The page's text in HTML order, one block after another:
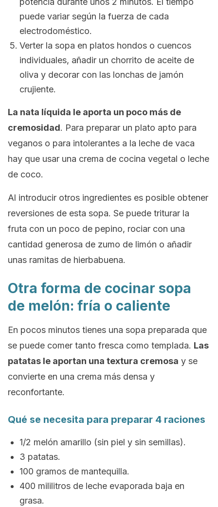
puede variar según la fuerza de cada
electrodoméstico.
Verter la sopa en platos hondos o cuencos
individuales, añadir un chorrito de aceite de
oliva y decorar con las lonchas de jamón
crujiente.
La nata líquida le aporta un poco más de
cremosidad. Para preparar un plato apto para
veganos o para intolerantes a la leche de vaca
hay que usar una crema de cocina vegetal o leche
de coco.
Al introducir otros ingredientes es posible obtener
reversiones de esta sopa. Se puede triturar la
fruta con un poco de pepino, rociar con una
cantidad generosa de zumo de limón o añadir
unas ramitas de hierbabuena.
Otra forma de cocinar sopa
de melón: fría o caliente
En pocos minutos tienes una sopa preparada que
se puede comer tanto fresca como templada. Las
patatas le aportan una textura cremosa y se
convierte en una crema más densa y
reconfortante.
Qué se necesita para preparar 4 raciones
1/2 melón amarillo (sin piel y sin semillas).
3 patatas.
100 gramos de mantequilla.
400 mililitros de leche evaporada baja en
grasa.